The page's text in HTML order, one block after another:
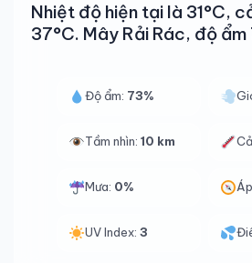
Nhiệt độ hiện tại là 31°C,
37°C. Mây Rải Rác, độ ẩm
Độ ẩm: 73%
Tầm nhìn: 10 km
Mưa: 0%
UV Index: 3